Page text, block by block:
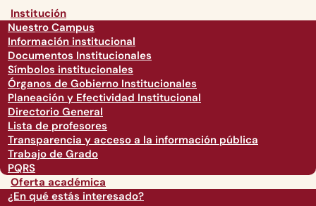
Institución
Nuestro Campus
Información institucional
Documentos Institucionales
Símbolos institucionales
Órganos de Gobierno Institucionales
Planeación y Efectividad Institucional
Directorio General
Lista de profesores
Transparencia y acceso a la información pública
Trabajo de Grado
PQRS
Oferta académica
¿En qué estás interesado?